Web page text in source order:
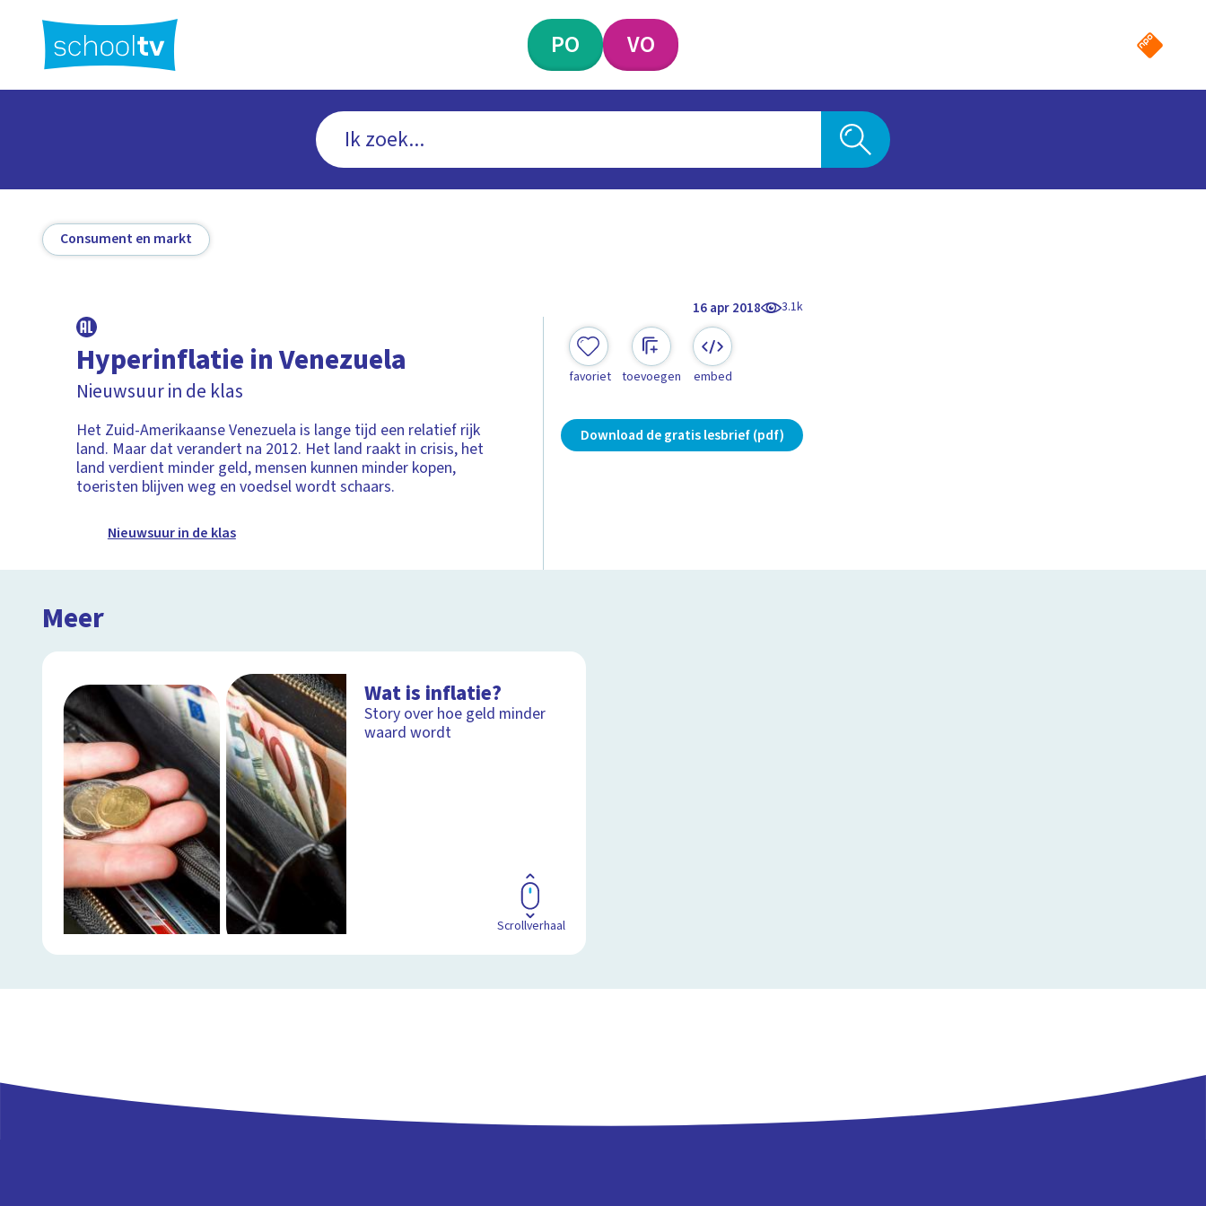
hoofdinhoud
PO VO
Consument en markt
16 apr 2018 3.1k
Hyperinflatie in Venezuela
Nieuwsuur in de klas
Het Zuid-Amerikaanse Venezuela is lange tijd een relatief rijk
land. Maar dat verandert na 2012. Het land raakt in crisis, het
land verdient minder geld, mensen kunnen minder kopen,
toeristen blijven weg en voedsel wordt schaars.
Nieuwsuur in de klas
favoriet toevoegen embed
Download de gratis lesbrief (pdf)
Meer
Wat is inflatie?
Story over hoe geld minder
waard wordt
Scrollverhaal